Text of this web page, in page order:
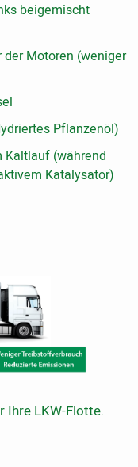
beigemischt
Motoren (weniger
Pflanzenöl)
Kaltlauf (während
Katalysator)
LKW-Flotte.